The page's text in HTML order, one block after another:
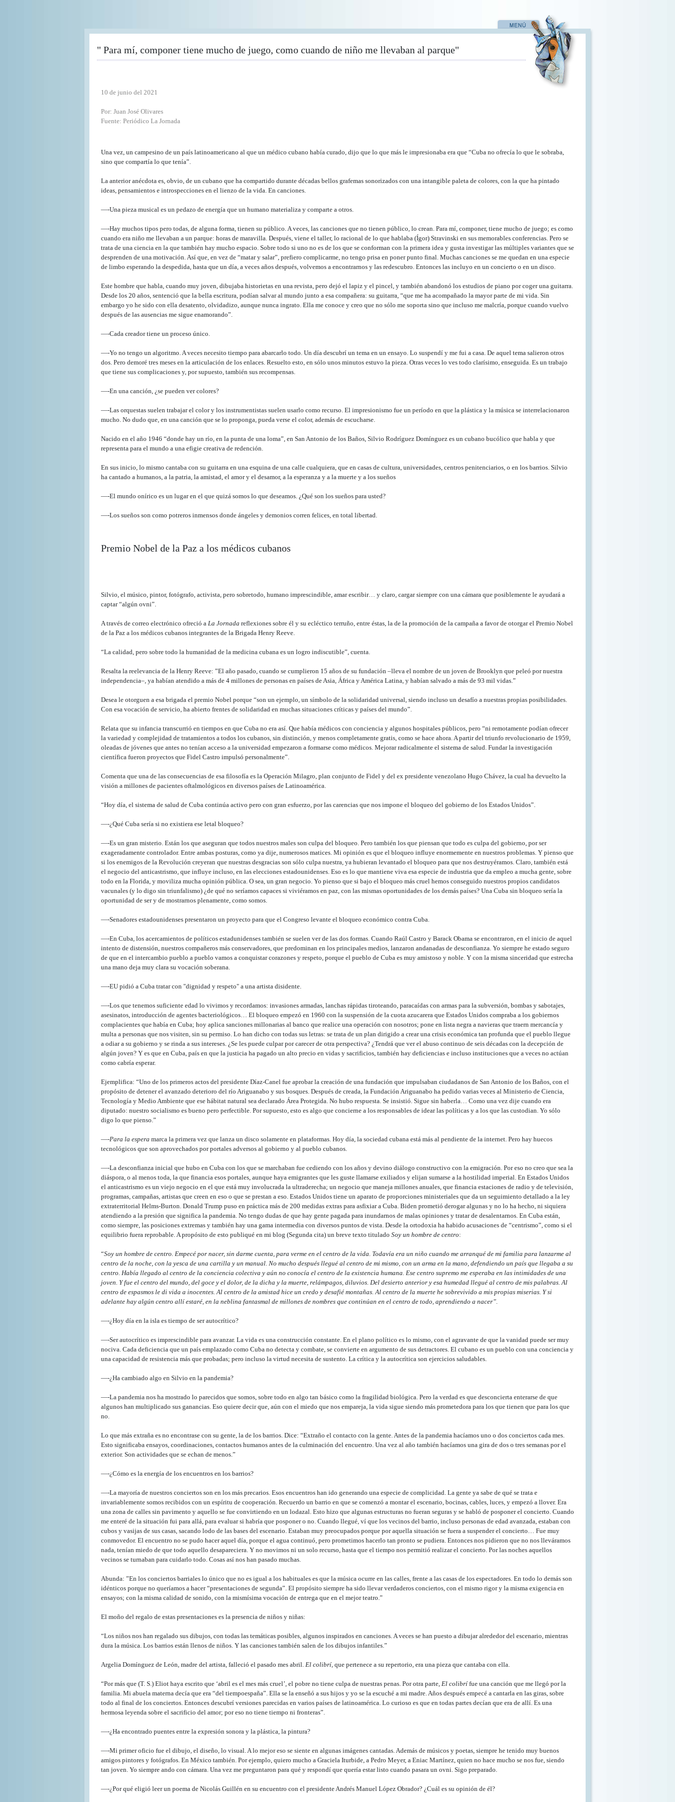
" Para mí, componer tiene mucho de juego, como cuando de niño me llevaban al parque"
10 de junio del 2021
Por: Juan José Olivares
Fuente: Periódico La Jornada
Una vez, un campesino de un país latinoamericano al que un médico cubano había curado, dijo que lo que más le impresionaba era que “Cuba no ofrecía lo que le sobraba,
sino que compartía lo que tenía”.
La anterior anécdota es, obvio, de un cubano que ha compartido durante décadas bellos grafemas sonorizados con una intangible paleta de colores, con la que ha pintado
ideas, pensamientos e introspecciones en el lienzo de la vida. En canciones.
—-Una pieza musical es un pedazo de energía que un humano materializa y comparte a otros.
—-Hay muchos tipos pero todas, de alguna forma, tienen su público. A veces, las canciones que no tienen público, lo crean. Para mí, componer, tiene mucho de juego; es como
cuando era niño me llevaban a un parque: horas de maravilla. Después, viene el taller, lo racional de lo que hablaba (Ígor) Stravinski en sus memorables conferencias. Pero se
trata de una ciencia en la que también hay mucho espacio. Sobre todo si uno no es de los que se conforman con la primera idea y gusta investigar las múltiples variantes que se
desprenden de una motivación. Así que, en vez de “matar y salar”, prefiero complicarme, no tengo prisa en poner punto final. Muchas canciones se me quedan en una especie
de limbo esperando la despedida, hasta que un día, a veces años después, volvemos a encontrarnos y las redescubro. Entonces las incluyo en un concierto o en un disco.
Este hombre que habla, cuando muy joven, dibujaba historietas en una revista, pero dejó el lapiz y el pincel, y también abandonó los estudios de piano por coger una guitarra.
Desde los 20 años, sentenció que la bella escritura, podían salvar al mundo junto a esa compañera: su guitarra, “que me ha acompañado la mayor parte de mi vida. Sin
embargo yo he sido con ella desatento, olvidadizo, aunque nunca ingrato. Ella me conoce y creo que no sólo me soporta sino que incluso me malcría, porque cuando vuelvo
después de las ausencias me sigue enamorando”.
—-Cada creador tiene un proceso único.
—-Yo no tengo un algoritmo. A veces necesito tiempo para abarcarlo todo. Un día descubrí un tema en un ensayo. Lo suspendí y me fui a casa. De aquel tema salieron otros
dos. Pero demoré tres meses en la articulación de los enlaces. Resuelto esto, en sólo unos minutos estuvo la pieza. Otras veces lo ves todo clarísimo, enseguida. Es un trabajo
que tiene sus complicaciones y, por supuesto, también sus recompensas.
—-En una canción, ¿se pueden ver colores?
—-Las orquestas suelen trabajar el color y los instrumentistas suelen usarlo como recurso. El impresionismo fue un período en que la plástica y la música se interrelacionaron
mucho. No dudo que, en una canción que se lo proponga, pueda verse el color, además de escucharse.
Nacido en el año 1946 “donde hay un río, en la punta de una loma”, en San Antonio de los Baños, Silvio Rodríguez Domínguez es un cubano bucólico que habla y que
representa para el mundo a una efigie creativa de redención.
En sus inicio, lo mismo cantaba con su guitarra en una esquina de una calle cualquiera, que en casas de cultura, universidades, centros penitenciarios, o en los barrios. Silvio
ha cantado a humanos, a la patria, la amistad, el amor y el desamor, a la esperanza y a la muerte y a los sueños
—-El mundo onírico es un lugar en el que quizá somos lo que deseamos. ¿Qué son los sueños para usted?
—-Los sueños son como potreros inmensos donde ángeles y demonios corren felices, en total libertad.
Premio Nobel de la Paz a los médicos cubanos
Silvio, el músico, pintor, fotógrafo, activista, pero sobretodo, humano imprescindible, amar escribir… y claro, cargar siempre con una cámara que posiblemente le ayudará a
captar “algún ovni”.
A través de correo electrónico ofreció a La Jornada reflexiones sobre él y su ecléctico terruño, entre éstas, la de la promoción de la campaña a favor de otorgar el Premio Nobel
de la Paz a los médicos cubanos integrantes de la Brigada Henry Reeve.
“La calidad, pero sobre todo la humanidad de la medicina cubana es un logro indiscutible”, cuenta.
Resalta la reelevancia de la Henry Reeve: ”El año pasado, cuando se cumplieron 15 años de su fundación –lleva el nombre de un joven de Brooklyn que peleó por nuestra
independencia–, ya habían atendido a más de 4 millones de personas en países de Asia, África y América Latina, y habían salvado a más de 93 mil vidas.”
Desea le otorguen a esa brigada el premio Nobel porque “son un ejemplo, un símbolo de la solidaridad universal, siendo incluso un desafío a nuestras propias posibilidades.
Con esa vocación de servicio, ha abierto frentes de solidaridad en muchas situaciones críticas y países del mundo”.
Relata que su infancia transcurrió en tiempos en que Cuba no era así. Que había médicos con conciencia y algunos hospitales públicos, pero “ni remotamente podían ofrecer
la variedad y complejidad de tratamientos a todos los cubanos, sin distinción, y menos completamente gratis, como se hace ahora. A partir del triunfo revolucionario de 1959,
oleadas de jóvenes que antes no tenían acceso a la universidad empezaron a formarse como médicos. Mejorar radicalmente el sistema de salud. Fundar la investigación
científica fueron proyectos que Fidel Castro impulsó personalmente”.
Comenta que una de las consecuencias de esa filosofía es la Operación Milagro, plan conjunto de Fidel y del ex presidente venezolano Hugo Chávez, la cual ha devuelto la
visión a millones de pacientes oftalmológicos en diversos países de Latinoamérica.
“Hoy día, el sistema de salud de Cuba continúa activo pero con gran esfuerzo, por las carencias que nos impone el bloqueo del gobierno de los Estados Unidos”.
—-¿Qué Cuba sería si no existiera ese letal bloqueo?
—-Es un gran misterio. Están los que aseguran que todos nuestros males son culpa del bloqueo. Pero también los que piensan que todo es culpa del gobierno, por ser
exageradamente controlador. Entre ambas posturas, como ya dije, numerosos matices. Mi opinión es que el bloqueo influye enormemente en nuestros problemas. Y pienso que
si los enemigos de la Revolución creyeran que nuestras desgracias son sólo culpa nuestra, ya hubieran levantado el bloqueo para que nos destruyéramos. Claro, también está
el negocio del anticastrismo, que influye incluso, en las elecciones estadounidenses. Eso es lo que mantiene viva esa especie de industria que da empleo a mucha gente, sobre
todo en la Florida, y moviliza mucha opinión pública. O sea, un gran negocio. Yo pienso que si bajo el bloqueo más cruel hemos conseguido nuestros propios candidatos
vacunales (y lo digo sin triunfalismo) ¿de qué no seríamos capaces si viviéramos en paz, con las mismas oportunidades de los demás países? Una Cuba sin bloqueo sería la
oportunidad de ser y de mostrarnos plenamente, como somos.
—-Senadores estadounidenses presentaron un proyecto para que el Congreso levante el bloqueo económico contra Cuba.
—-En Cuba, los acercamientos de políticos estadunidenses también se suelen ver de las dos formas. Cuando Raúl Castro y Barack Obama se encontraron, en el inicio de aquel
intento de distensión, nuestros compañeros más conservadores, que predominan en los principales medios, lanzaron andanadas de desconfianza. Yo siempre he estado seguro
de que en el intercambio pueblo a pueblo vamos a conquistar corazones y respeto, porque el pueblo de Cuba es muy amistoso y noble. Y con la misma sinceridad que estrecha
una mano deja muy clara su vocación soberana.
—-EU pidió a Cuba tratar con "dignidad y respeto" a una artista disidente.
—-Los que tenemos suficiente edad lo vivimos y recordamos: invasiones armadas, lanchas rápidas tiroteando, paracaídas con armas para la subversión, bombas y sabotajes,
asesinatos, introducción de agentes bacteriológicos… El bloqueo empezó en 1960 con la suspensión de la cuota azucarera que Estados Unidos compraba a los gobiernos
complacientes que había en Cuba; hoy aplica sanciones millonarias al banco que realice una operación con nosotros; pone en lista negra a navieras que traern mercancía y
multa a personas que nos visiten, sin su permiso. Lo han dicho con todas sus letras: se trata de un plan dirigido a crear una crisis económica tan profunda que el pueblo llegue
a odiar a su gobierno y se rinda a sus intereses. ¿Se les puede culpar por carecer de otra perspectiva? ¿Tendrá que ver el abuso continuo de seis décadas con la decepción de
algún joven? Y es que en Cuba, país en que la justicia ha pagado un alto precio en vidas y sacrificios, también hay deficiencias e incluso instituciones que a veces no actúan
como cabría esperar.
Ejemplifica: “Uno de los primeros actos del presidente Díaz-Canel fue aprobar la creación de una fundación que impulsaban ciudadanos de San Antonio de los Baños, con el
propósito de detener el avanzado deterioro del río Ariguanabo y sus bosques. Después de creada, la Fundación Ariguanabo ha pedido varias veces al Ministerio de Ciencia,
Tecnología y Medio Ambiente que ese hábitat natural sea declarado Área Protegida. No hubo respuesta. Se insistió. Sigue sin haberla… Como una vez dije cuando era
diputado: nuestro socialismo es bueno pero perfectible. Por supuesto, esto es algo que concierne a los responsables de idear las políticas y a los que las custodian. Yo sólo
digo lo que pienso.”
—-Para la espera marca la primera vez que lanza un disco solamente en plataformas. Hoy día, la sociedad cubana está más al pendiente de la internet. Pero hay huecos
tecnológicos que son aprovechados por portales adversos al gobierno y al pueblo cubanos.
—-La desconfianza inicial que hubo en Cuba con los que se marchaban fue cediendo con los años y devino diálogo constructivo con la emigración. Por eso no creo que sea la
diáspora, o al menos toda, la que financia esos portales, aunque haya emigrantes que les guste llamarse exiliados y elijan sumarse a la hostilidad imperial. En Estados Unidos
el anticastrismo es un viejo negocio en el que está muy involucrada la ultraderecha; un negocio que maneja millones anuales, que financia estaciones de radio y de televisión,
programas, campañas, artistas que creen en eso o que se prestan a eso. Estados Unidos tiene un aparato de proporciones ministeriales que da un seguimiento detallado a la ley
extraterritorial Helms-Burton. Donald Trump puso en práctica más de 200 medidas extras para asfixiar a Cuba. Biden prometió derogar algunas y no lo ha hecho, ni siquiera
atendiendo a la presión que significa la pandemia. No tengo dudas de que hay gente pagada para inundarnos de malas opiniones y tratar de desalentarnos. En Cuba están,
como siempre, las posiciones extremas y también hay una gama intermedia con diversos puntos de vista. Desde la ortodoxia ha habido acusaciones de “centrismo”, como si el
equilibrio fuera reprobable. A propósito de esto publiqué en mi blog (Segunda cita) un breve texto titulado Soy un hombre de centro:
“Soy un hombre de centro. Empecé por nacer, sin darme cuenta, para verme en el centro de la vida. Todavía era un niño cuando me arranqué de mi familia para lanzarme al
centro de la noche, con la yesca de una cartilla y un manual. No mucho después llegué al centro de mi mismo, con un arma en la mano, defendiendo un país que llegaba a su
centro. Había llegado al centro de la conciencia colectiva y aún no conocía el centro de la existencia humana. Ese centro supremo me esperaba en las intimidades de una
joven. Y fue el centro del mundo, del goce y el dolor, de la dicha y la muerte, relámpagos, diluvios. Del desierto anterior y esa humedad llegué al centro de mis palabras. Al
centro de espasmos le di vida a inocentes. Al centro de la amistad hice un credo y desafié montañas. Al centro de la muerte he sobrevivido a mis propias miserias. Y si
adelante hay algún centro allí estaré, en la neblina fantasmal de millones de nombres que continúan en el centro de todo, aprendiendo a nacer”.
—-¿Hoy día en la isla es tiempo de ser autocrítico?
—-Ser autocrítico es imprescindible para avanzar. La vida es una construcción constante. En el plano político es lo mismo, con el agravante de que la vanidad puede ser muy
nociva. Cada deficiencia que un país emplazado como Cuba no detecta y combate, se convierte en argumento de sus detractores. El cubano es un pueblo con una conciencia y
una capacidad de resistencia más que probadas; pero incluso la virtud necesita de sustento. La crítica y la autocrítica son ejercicios saludables.
—-¿Ha cambiado algo en Silvio en la pandemia?
—-La pandemia nos ha mostrado lo parecidos que somos, sobre todo en algo tan básico como la fragilidad biológica. Pero la verdad es que desconcierta enterarse de que
algunos han multiplicado sus ganancias. Eso quiere decir que, aún con el miedo que nos empareja, la vida sigue siendo más prometedora para los que tienen que para los que
no.
Lo que más extraña es no encontrase con su gente, la de los barrios. Dice: “Extraño el contacto con la gente. Antes de la pandemia hacíamos uno o dos conciertos cada mes.
Esto significaba ensayos, coordinaciones, contactos humanos antes de la culminación del encuentro. Una vez al año también hacíamos una gira de dos o tres semanas por el
exterior. Son actividades que se echan de menos.”
—-¿Cómo es la energía de los encuentros en los barrios?
—-La mayoría de nuestros conciertos son en los más precarios. Esos encuentros han ido generando una especie de complicidad. La gente ya sabe de qué se trata e
invariablemente somos recibidos con un espíritu de cooperación. Recuerdo un barrio en que se comenzó a montar el escenario, bocinas, cables, luces, y empezó a llover. Era
una zona de calles sin pavimento y aquello se fue convirtiendo en un lodazal. Esto hizo que algunas estructuras no fueran seguras y se habló de posponer el concierto. Cuando
me enteré de la situación fui para allá, para evaluar si habría que posponer o no. Cuando llegué, ví que los vecinos del barrio, incluso personas de edad avanzada, estaban con
cubos y vasijas de sus casas, sacando lodo de las bases del escenario. Estaban muy preocupados porque por aquella situación se fuera a suspender el concierto… Fue muy
conmovedor. El encuentro no se pudo hacer aquel día, porque el agua continuó, pero prometimos hacerlo tan pronto se pudiera. Entonces nos pidieron que no nos lleváramos
nada, tenían miedo de que todo aquello desapareciera. Y no movimos ni un solo recurso, hasta que el tiempo nos permitió realizar el concierto. Por las noches aquellos
vecinos se turnaban para cuidarlo todo. Cosas así nos han pasado muchas.
Abunda: ”En los conciertos barriales lo único que no es igual a los habituales es que la música ocurre en las calles, frente a las casas de los espectadores. En todo lo demás son
idénticos porque no queríamos a hacer “presentaciones de segunda”. El propósito siempre ha sido llevar verdaderos conciertos, con el mismo rigor y la misma exigencia en
ensayos; con la misma calidad de sonido, con la mismísima vocación de entrega que en el mejor teatro.”
El moño del regalo de estas presentaciones es la presencia de niños y niñas:
“Los niños nos han regalado sus dibujos, con todas las temáticas posibles, algunos inspirados en canciones. A veces se han puesto a dibujar alrededor del escenario, mientras
dura la música. Los barrios están llenos de niños. Y las canciones también salen de los dibujos infantiles.”
Argelia Domínguez de León, madre del artista, falleció el pasado mes abril. El colibrí, que pertenece a su repertorio, era una pieza que cantaba con ella.
“Por más que (T. S.) Eliot haya escrito que ‘abril es el mes más cruel’, el pobre no tiene culpa de nuestras penas. Por otra parte, El colibrífue una canción que me llegó por la
familia. Mi abuela materna decía que era “del tiempoespaña”. Ella se la enseñó a sus hijos y yo se la escuché a mi madre. Años después empecé a cantarla en las giras, sobre
todo al final de los conciertos. Entonces descubrí versiones parecidas en varios países de latinoamérica. Lo curioso es que en todas partes decían que era de allí. Es una
hermosa leyenda sobre el sacrificio del amor; por eso no tiene tiempo ni fronteras”.
—-¿Ha encontrado puentes entre la expresión sonora y la plástica, la pintura?
—-Mi primer oficio fue el dibujo, el diseño, lo visual. A lo mejor eso se siente en algunas imágenes cantadas. Además de músicos y poetas, siempre he tenido muy buenos
amigos pintores y fotógrafos. En México también. Por ejemplo, quiero mucho a Graciela Iturbide, a Pedro Meyer, a Eniac Martínez, quien no hace mucho se nos fue, siendo
tan joven. Yo siempre ando con cámara. Una vez me preguntaron para qué y respondí que quería estar listo cuando pasara un ovni. Sigo preparado.
—-¿Por qué eligió leer un poema de Nicolás Guillén en su encuentro con el presidente Andrés Manuel López Obrador? ¿Cuál es su opinión de él?